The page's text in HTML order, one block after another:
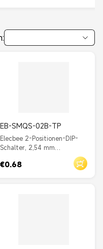
EB-SMQS-02B-TP
Elecbee 2-Positionen-DIP-
Schalter, 2,54 mm
Rastermaß, Durchgangsloch,
gerader Schieber, blau
€0.68